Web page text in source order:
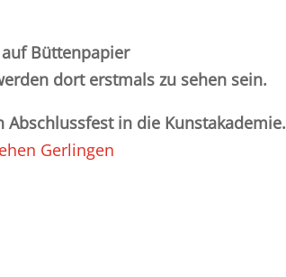
Büttenpapier
dort erstmals zu sehen sein.
in die Kunstakademie.
Gerlingen